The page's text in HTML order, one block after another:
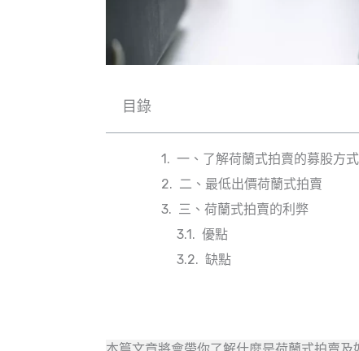
目錄
一、了解荷蘭式拍賣的募股方式
二、最低出價荷蘭式拍賣
三、荷蘭式拍賣的利弊
優點
缺點